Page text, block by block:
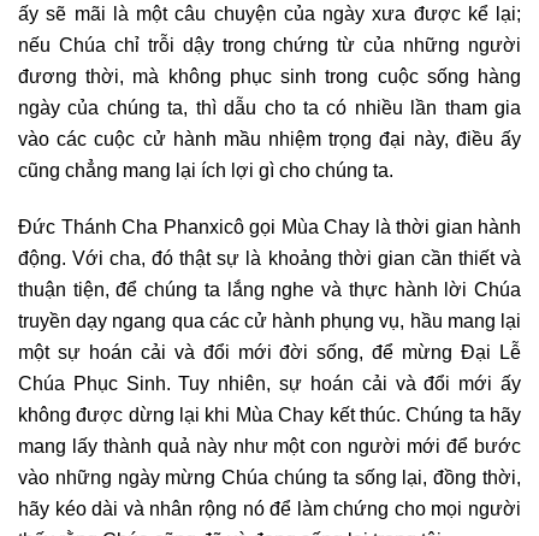
ấy sẽ mãi là một câu chuyện của ngày xưa được kể lại;
nếu Chúa chỉ trỗi dậy trong chứng từ của những người
đương thời, mà không phục sinh trong cuộc sống hàng
ngày của chúng ta, thì dẫu cho ta có nhiều lần tham gia
vào các cuộc cử hành mầu nhiệm trọng đại này, điều ấy
cũng chẳng mang lại ích lợi gì cho chúng ta.
Đức Thánh Cha Phanxicô gọi Mùa Chay là thời gian hành
động. Với cha, đó thật sự là khoảng thời gian cần thiết và
thuận tiện, để chúng ta lắng nghe và thực hành lời Chúa
truyền dạy ngang qua các cử hành phụng vụ, hầu mang lại
một sự hoán cải và đổi mới đời sống, để mừng Đại Lễ
Chúa Phục Sinh. Tuy nhiên, sự hoán cải và đổi mới ấy
không được dừng lại khi Mùa Chay kết thúc. Chúng ta hãy
mang lấy thành quả này như một con người mới để bước
vào những ngày mừng Chúa chúng ta sống lại, đồng thời,
hãy kéo dài và nhân rộng nó để làm chứng cho mọi người